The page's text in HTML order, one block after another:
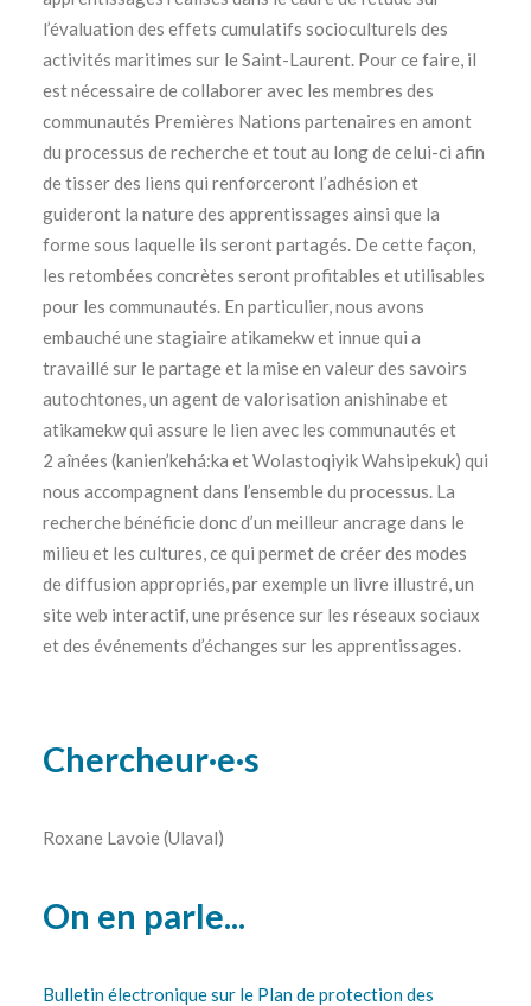
l’évaluation des effets cumulatifs socioculturels des
activités maritimes sur le Saint-Laurent. Pour ce faire, il
est nécessaire de collaborer avec les membres des
communautés Premières Nations partenaires en amont
du processus de recherche et tout au long de celui-ci afin
de tisser des liens qui renforceront l’adhésion et
guideront la nature des apprentissages ainsi que la
forme sous laquelle ils seront partagés. De cette façon,
les retombées concrètes seront profitables et utilisables
pour les communautés. En particulier, nous avons
embauché une stagiaire atikamekw et innue qui a
travaillé sur le partage et la mise en valeur des savoirs
autochtones, un agent de valorisation anishinabe et
atikamekw qui assure le lien avec les communautés et
2 aînées (kanien’kehá:ka et Wolastoqiyik Wahsipekuk) qui
nous accompagnent dans l’ensemble du processus. La
recherche bénéficie donc d’un meilleur ancrage dans le
milieu et les cultures, ce qui permet de créer des modes
de diffusion appropriés, par exemple un livre illustré, un
site web interactif, une présence sur les réseaux sociaux
et des événements d’échanges sur les apprentissages.
Chercheur·e·s
Roxane Lavoie (Ulaval)
On en parle...
Bulletin électronique sur le Plan de protection des